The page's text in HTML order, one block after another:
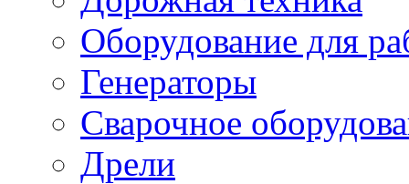
Оборудование для
Генераторы
Сварочное
Дрели